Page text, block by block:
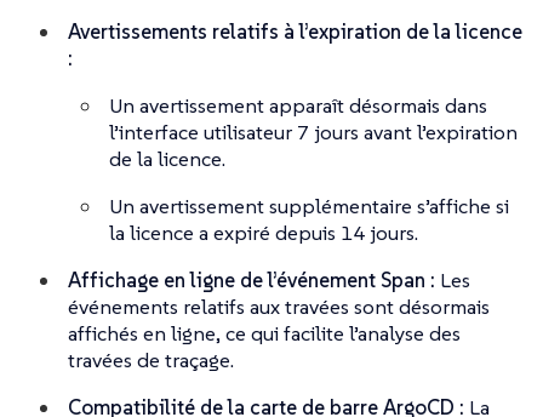
Avertissements relatifs à l’expiration de la licence
:
Un avertissement apparaît désormais dans
l’interface utilisateur 7 jours avant l’expiration
de la licence.
Un avertissement supplémentaire s’affiche si
la licence a expiré depuis 14 jours.
Affichage en ligne de l’événement Span : Les
événements relatifs aux travées sont désormais
affichés en ligne, ce qui facilite l’analyse des
travées de traçage.
Compatibilité de la carte de barre ArgoCD : La